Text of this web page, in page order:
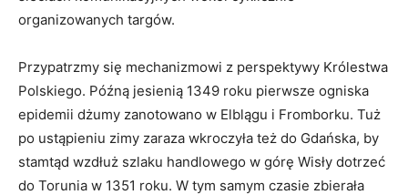
organizowanych targów.
Przypatrzmy się mechanizmowi z perspektywy Królestwa
Polskiego. Późną jesienią 1349 roku pierwsze ogniska
epidemii dżumy zanotowano w Elblągu i Fromborku. Tuż
po ustąpieniu zimy zaraza wkroczyła też do Gdańska, by
stamtąd wzdłuż szlaku handlowego w górę Wisły dotrzeć
do Torunia w 1351 roku. W tym samym czasie zbierała